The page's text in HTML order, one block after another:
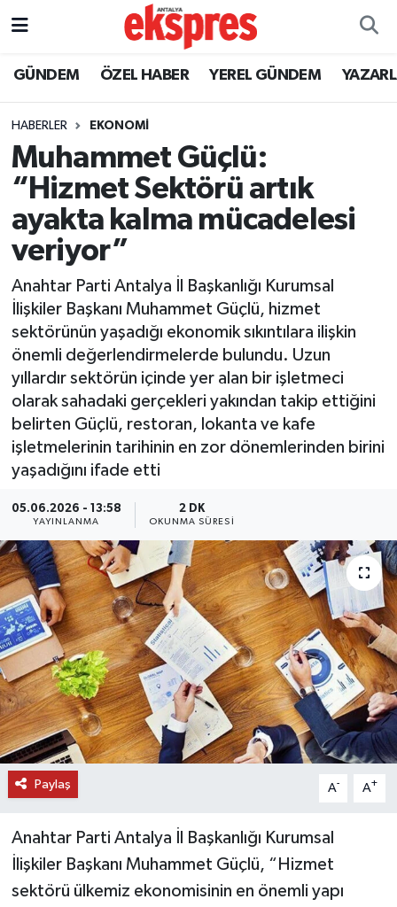
GÜNDEM ÖZEL HABER YEREL GÜNDEM
HABERLER EKONOMİ
Muhammet Güçlü:
“Hizmet Sektörü artık
ayakta kalma mücadelesi
veriyor”
Anahtar Parti Antalya İl Başkanlığı Kurumsal
İlişkiler Başkanı Muhammet Güçlü, hizmet
sektörünün yaşadığı ekonomik sıkıntılara ilişkin
önemli değerlendirmelerde bulundu. Uzun
yıllardır sektörün içinde yer alan bir işletmeci
olarak sahadaki gerçekleri yakından takip ettiğini
belirten Güçlü, restoran, lokanta ve kafe
işletmelerinin tarihinin en zor dönemlerinden birini
yaşadığını ifade etti
05.06.2026 - 13:58
YAYINLANMA
2 DK
OKUNMA SÜRESI
Paylaş A- A+
Anahtar Parti Antalya İl Başkanlığı Kurumsal
İlişkiler Başkanı Muhammet Güçlü, “Hizmet
sektörü ülkemiz ekonomisinin en önemli yapı
ÖZEL HABER
YEREL GÜNDEM
EKONOMİ
KÜLTÜR - SANAT
SPOR
SİYASET
SAĞLIK
DÜNYA
EĞİTİM
TURİZM
RÖPORTAJ
VİDEO HABERLER
YAZARLAR
RESMİ İLAN
MAGAZİN
Nöbetçi Eczaneler
Trafik Durumu
Süper Lig Puan Durumu ve Fikstür
Tüm Manşetler
Son Dakika Haberleri
Haber Arşivi